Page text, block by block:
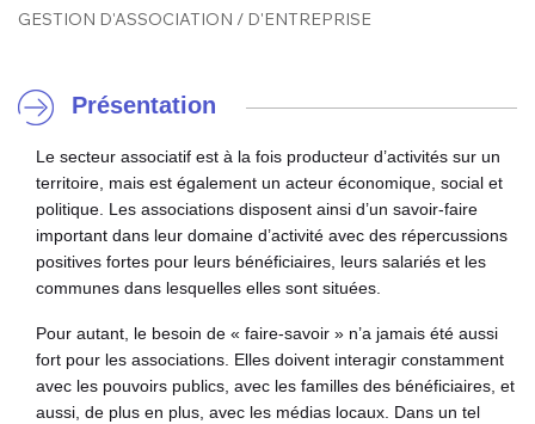
GESTION D'ASSOCIATION / D'ENTREPRISE
Présentation
Le secteur associatif est à la fois producteur d’activités sur un
territoire, mais est également un acteur économique, social et
politique. Les associations disposent ainsi d’un savoir-faire
important dans leur domaine d’activité avec des répercussions
positives fortes pour leurs bénéficiaires, leurs salariés et les
communes dans lesquelles elles sont situées.
Pour autant, le besoin de « faire-savoir » n’a jamais été aussi
fort pour les associations. Elles doivent interagir constamment
avec les pouvoirs publics, avec les familles des bénéficiaires, et
aussi, de plus en plus, avec les médias locaux. Dans un tel